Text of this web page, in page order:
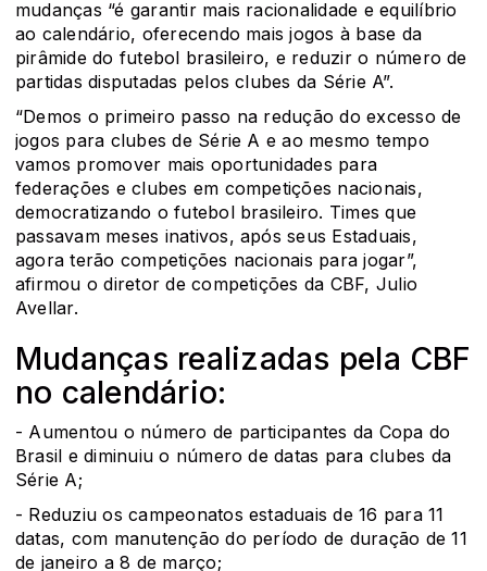
mudanças “é garantir mais racionalidade e equilíbrio
ao calendário, oferecendo mais jogos à base da
pirâmide do futebol brasileiro, e reduzir o número de
partidas disputadas pelos clubes da Série A”.
“Demos o primeiro passo na redução do excesso de
jogos para clubes de Série A e ao mesmo tempo
vamos promover mais oportunidades para
federações e clubes em competições nacionais,
democratizando o futebol brasileiro. Times que
passavam meses inativos, após seus Estaduais,
agora terão competições nacionais para jogar”,
afirmou o diretor de competições da CBF, Julio
Avellar.
Mudanças realizadas pela CBF
no calendário:
- Aumentou o número de participantes da Copa do
Brasil e diminuiu o número de datas para clubes da
Série A;
- Reduziu os campeonatos estaduais de 16 para 11
datas, com manutenção do período de duração de 11
de janeiro a 8 de março;